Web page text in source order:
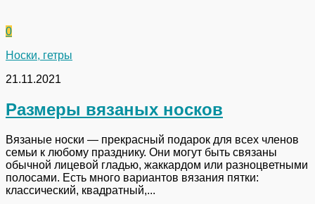
0
Носки, гетры
21.11.2021
Размеры вязаных носков
Вязаные носки — прекрасный подарок для всех членов
семьи к любому празднику. Они могут быть связаны
обычной лицевой гладью, жаккардом или разноцветными
полосами. Есть много вариантов вязания пятки:
классический, квадратный,...